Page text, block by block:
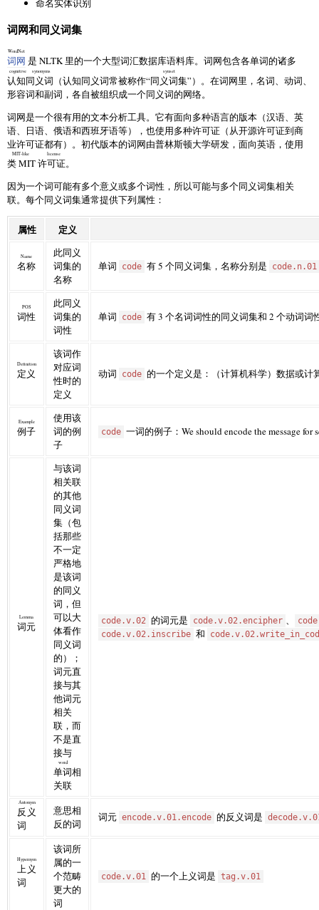
命名实体识别
词网和同义词集
词网
WordNet
是 NLTK 里的一个大型词汇数据库语料库。词网包含各单词的诸多
认知同义词
cognitive synonyms
（认知同义词常被称作“同义词集
synset
”）。在词网里，名词、动词、
形容词和副词，各自被组织成一个同义词的网络。
词网是一个很有用的文本分析工具。它有面向多种语言的版本（汉语、英
语、日语、俄语和西班牙语等），也使用多种许可证（从开源许可证到商
业许可证都有）。初代版本的词网由普林斯顿大学研发，面向英语，使用
类 MIT 许可证
MIT-like license
。
因为一个词可能有多个意义或多个词性，所以可能与多个同义词集相关
联。每个同义词集通常提供下列属性：
属性 定义
名称
Name
此同义
词集的
名称
单词 code 有 5 个同义词集，名称分别是 code.n.01
词性
POS
此同义
词集的
词性
单词 code 有 3 个名词词性的同义词集和 2 个动词词
定义
Definition
该词作
对应词
性时的
定义
动词 code 的一个定义是：（计算机科学）数据或计
例子
Example
使用该
词的例
子
code 一词的例子：We should encode the message for
词元
Lemma
与该词
相关联
的其他
同义词
集（包
括那些
不一定
严格地
是该词
的同义
词，但
可以大
体看作
同义词
的）；
词元直
接与其
他词元
相关
联，而
不是直
接与
单词
word
相
关联
code.v.02 的词元是 code.v.02.encipher 、
code.v.02.inscribe 和
反义
词
Antonym
意思相
反的词
词元 encode.v.01.encode 的反义词是
上义
词
Hypernym
该词所
属的一
个范畴
更大的
词
code.v.01 的一个上义词是 tag.v.01